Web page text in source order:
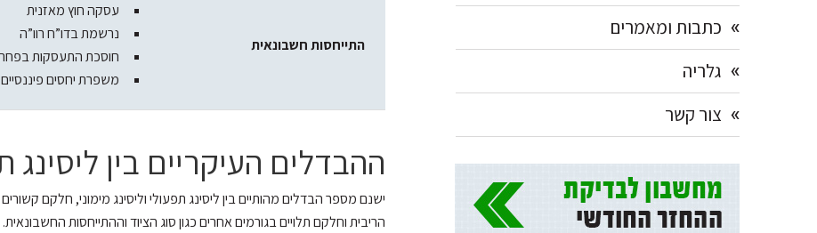
התייחסות חשבונאית
עסקה חוץ מאזנית
נרשמת בדו”ח רוו”ה
חוסכת התעסקות
משפרת יחסים פיננסיים
ההבדלים העיקריים בין ליסינג
ישנם מספר הבדלים מהותיים בין ליסינג תפעולי וליסינג מימוני, חלקם
הריבית וחלקם תלויים בגורמים אחרים כגון סוג הציוד וההתייחסות
כתבות ומאמרים
גלריה
צור קשר